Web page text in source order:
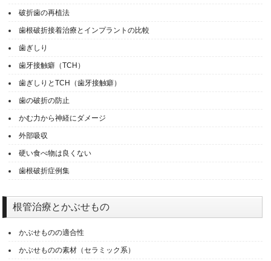
破折歯の再植法
歯根破折接着治療とインプラントの比較
歯ぎしり
歯牙接触癖（TCH）
歯ぎしりとTCH（歯牙接触癖）
歯の破折の防止
かむ力から神経にダメージ
外部吸収
硬い食べ物は良くない
歯根破折症例集
根管治療とかぶせもの
かぶせものの適合性
かぶせものの素材（セラミック系）